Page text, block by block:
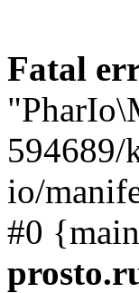
Fatal
594689/
io/
#0